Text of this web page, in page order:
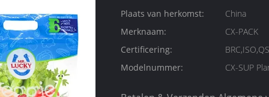
Plaats van herkomst:
China
Merknaam:
CX-PACK
Certificering:
Modelnummer:
CX-SUP